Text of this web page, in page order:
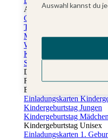
Alle Geburtstagsextras
Gästebücher Geburtstag
Tischkarten Geburtstag
Menükarten Geburtstag
Weinetiketten Geburtstag
Kartenbox Geburtstag
Save the Date Karten
Dankeskarten Geburtstag
Fotobuch Geburtstag
Eventplattform
Einladungskarten
Kindergeburtstag Jungen
Kindergeburtstag Mädchen
Kindergeburtstag Unisex
Einladungskarten 1.
Auswahl kannst du